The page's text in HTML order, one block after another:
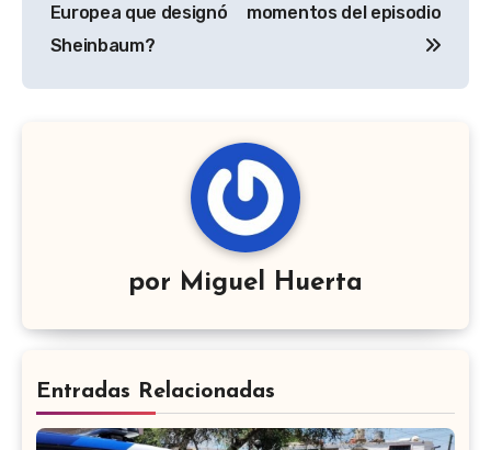
Europea que designó
Sheinbaum?
momentos del episodio
por Miguel Huerta
Entradas Relacionadas